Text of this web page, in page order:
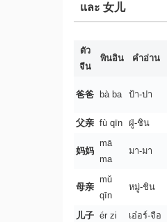
และ 女儿
ตัว
จีน
พินอิน คำอ่าน
爸爸 bà ba ป้า-ปา
父亲 fù qīn ฝู่-ชิน
妈妈
mā
ma
มา-มา
母亲
mǔ
qīn
หมู่-ชิน
儿子 ér zi เอ๋อร์-จือ